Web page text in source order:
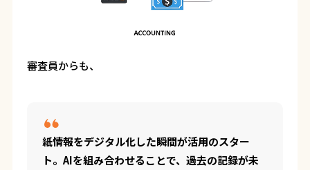
審査員からも、
紙情報をデジタル化した瞬間が活用のスター
ト。AIを組み合わせることで、過去の記録が未